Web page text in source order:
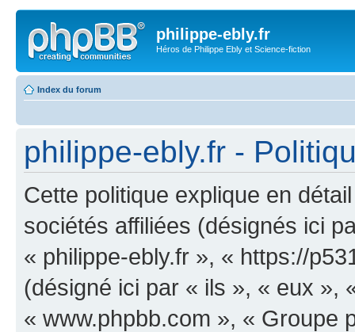
philippe-ebly.fr
Héros de Philippe Ebly et Science-fiction
Index du forum
philippe-ebly.fr -
Cette politique explique en
sociétés affiliées (désignés ici
« philippe-ebly.fr », « https://
(désigné ici par « ils », « eux »,
« www.phpbb.com », « Groupe